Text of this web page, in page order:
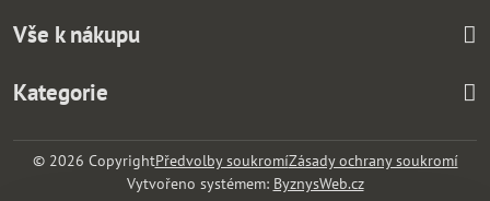
Vše k nákupu
Kategorie
© 2026 CopyrightPředvolby soukromíZásady ochrany soukromí
Vytvořeno systémem: ByznysWeb.cz